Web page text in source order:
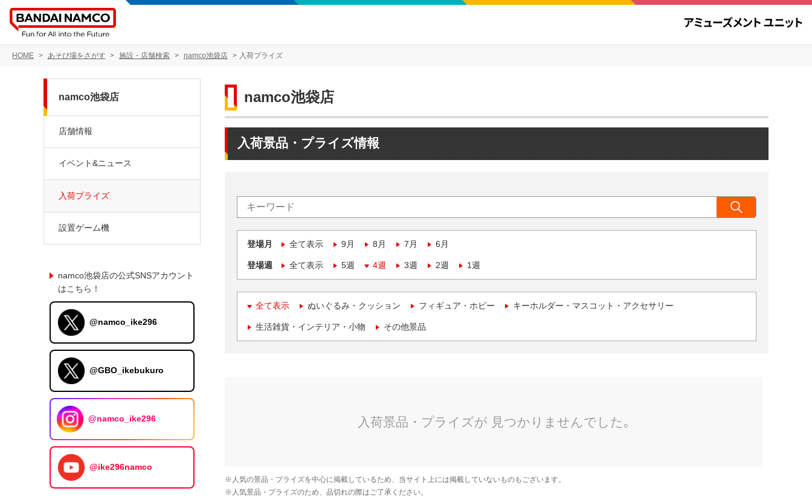
HOME あそび場をさがす 施設・店舗検索 namco池袋店 入荷プライズ
namco池袋店
入荷景品・プライズ情報
登場月 全て表示 9月 8月 7月 6月
登場週 全て表示 5週 4週 3週 2週 1週
全て表示 ぬいぐるみ・クッション フィギュア・ホビー キーホルダー・マスコット・アクセサリー
生活雑貨・インテリア・小物 その他景品
namco池袋店
店舗情報
イベント&ニュース
入荷プライズ
設置ゲーム機
namco池袋店の公式SNSアカウント
はこちら！
@namco_ike296
@GBO_ikebukuro
@namco_ike296
@ike296namco